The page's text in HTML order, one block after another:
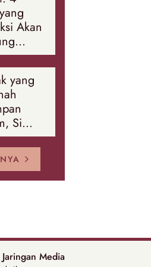
Akan
2026
yang
Si
Jaringan Media